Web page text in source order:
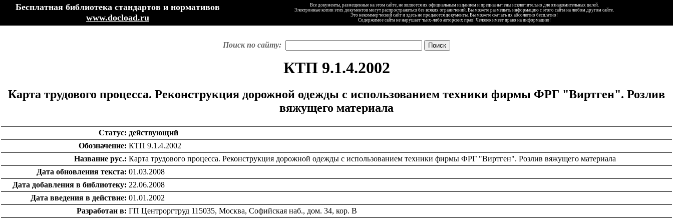
Бесплатная библиотека стандартов и нормативов
www.docload.ru
Все документы, размещенные на этом сайте, не являются их официальным изданием и предназначены исключительно для ознакомительных целей.
Электронные копии этих документов могут распространяться без всяких ограничений. Вы можете размещать информацию с этого сайта на любом другом сайте.
Это некоммерческий сайт и здесь не продаются документы. Вы можете скачать их абсолютно бесплатно!
Содержимое сайта не нарушает чьих-либо авторских прав! Человек имеет право на информацию!
Поиск по сайту:
КТП 9.1.4.2002
Карта трудового процесса. Реконструкция дорожной одежды с использованием техники фирмы ФРГ "Виртген". Розлив
вяжущего материала
Статус: действующий
Обозначение: КТП 9.1.4.2002
Название рус.: Карта трудового процесса. Реконструкция дорожной одежды с использованием техники фирмы ФРГ "Виртген". Розлив вяжущего материала
Дата обновления текста: 01.03.2008
Дата добавления в библиотеку: 22.06.2008
Дата введения в действие: 01.01.2002
Разработан в: ГП Центроргтруд 115035, Москва, Софийская наб., дом. 34, кор. В